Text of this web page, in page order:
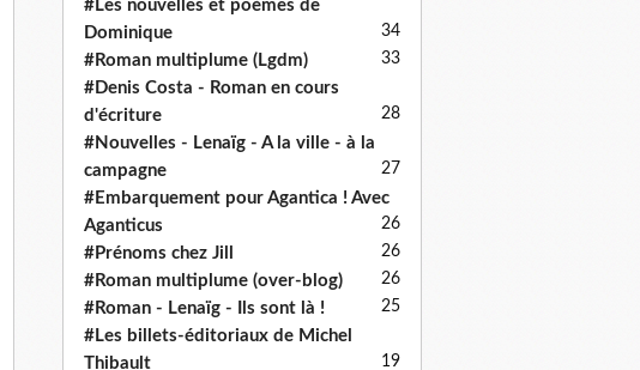
#Les nouvelles et poèmes de
Dominique
34
#Roman multiplume (Lgdm) 33
#Denis Costa - Roman en cours
d'écriture
28
#Nouvelles - Lenaïg - A la ville - à la
campagne
27
#Embarquement pour Agantica ! Avec
Aganticus
26
#Prénoms chez Jill 26
#Roman multiplume (over-blog) 26
#Roman - Lenaïg - Ils sont là ! 25
#Les billets-éditoriaux de Michel
Thibault
19